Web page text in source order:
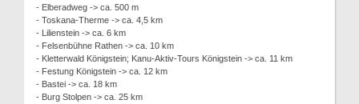
- Elberadweg -> ca. 500 m
- Toskana-Therme -> ca. 4,5 km
- Lilienstein -> ca. 6 km
- Felsenbühne Rathen -> ca. 10 km
- Kletterwald Königstein; Kanu-Aktiv-Tours Königstein -> ca. 11 km
- Festung Königstein -> ca. 12 km
- Bastei -> ca. 18 km
- Burg Stolpen -> ca. 25 km